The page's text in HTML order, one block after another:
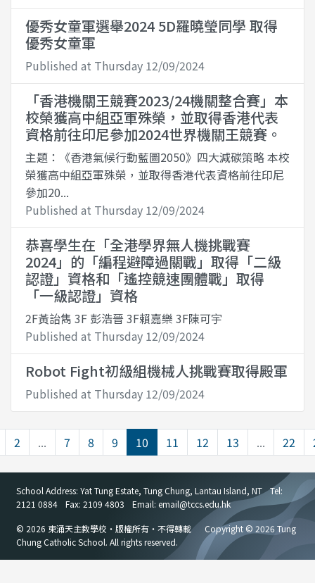
優秀女童軍選舉2024 5D羅曉瑩同學 取得
優秀女童軍
Published at Thursday 12/09/2024
「香港機關王競賽2023/24機關整合賽」本
校榮獲高中組亞軍殊榮，並取得香港代表
資格前往印尼參加2024世界機關王競賽。
主題：《香港氣候行動藍圖2050》四大減碳策略 本校
榮獲高中組亞軍殊榮，並取得香港代表資格前往印尼
參加20...
Published at Thursday 12/09/2024
恭喜學生在「全港學界無人機挑戰賽
2024」的「編程避障過關戰」取得「二級
認證」資格和「遙控競速團體戰」取得
「一級認證」資格
2F黃詒雋 3F 彭浩晉 3F賴嘉樂 3F陳可宇
Published at Thursday 12/09/2024
Robot Fight初級組機械人挑戰賽取得殿軍
Published at Thursday 12/09/2024
2 ... 7 8 9 10 11 12 13 ... 22
School Address: Yat Tung Estate, Tung Chung, Lantau Island, NT
Tel:
2121 0884
Fax: 2109 4803 Email: email@tccs.edu.hk
© 2026 東涌天主教學校・版權所有・不得轉載
Copyright © 2026 Tung
Chung Catholic School. All rights reserved.